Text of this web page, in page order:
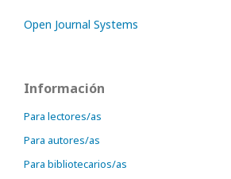
Open Journal Systems
Información
Para lectores/as
Para autores/as
Para bibliotecarios/as